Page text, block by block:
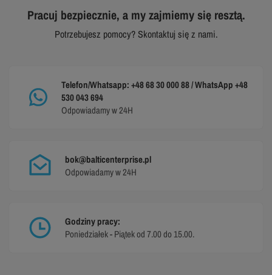
Pracuj bezpiecznie, a my zajmiemy się resztą.
Potrzebujesz pomocy? Skontaktuj się z nami.
Telefon/Whatsapp: +48 68 30 000 88 / WhatsApp +48
530 043 694
Odpowiadamy w 24H
bok@balticenterprise.pl
Odpowiadamy w 24H
Godziny pracy:
Poniedziałek - Piątek od 7.00 do 15.00.